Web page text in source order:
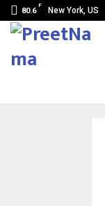
80.6
F
New York, US